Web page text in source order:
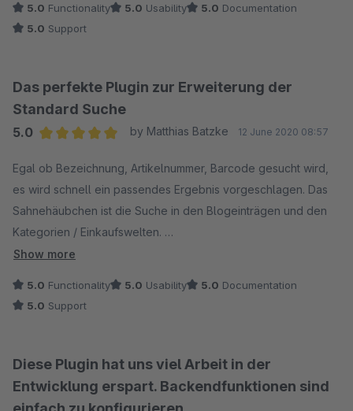
5.0 Functionality 5.0 Usability 5.0 Documentation
5.0 Support
Das perfekte Plugin zur Erweiterung der
Standard Suche
5.0
by Matthias Batzke 12 June 2020 08:57
Egal ob Bezeichnung, Artikelnummer, Barcode gesucht wird,
es wird schnell ein passendes Ergebnis vorgeschlagen. Das
Sahnehäubchen ist die Suche in den Blogeinträgen und den
Kategorien / Einkaufswelten.
Dazu noch der vorbildliche Support. Für uns gibt es keine
Show more
5.0 Functionality 5.0 Usability 5.0 Documentation
5.0 Support
Diese Plugin hat uns viel Arbeit in der
Entwicklung erspart. Backendfunktionen sind